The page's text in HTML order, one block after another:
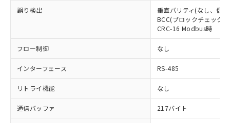
誤り検出
垂直パリティ(なし、偶
BCC(ブロックチェック
CRC-16 Modbus時
フロー制御 なし
インターフェース RS-485
リトライ機能 なし
通信バッファ 217バイト